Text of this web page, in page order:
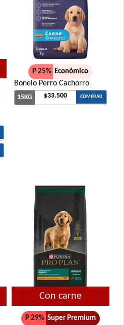
P 25% Económico
Bonelo Perro Cachorro
15KG $33.500 COMPRAR
Con carne
P 29% Super Premium